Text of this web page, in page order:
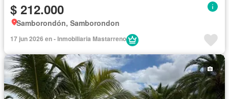
$ 212.000
Samborondón, Samborondon
17 jun 2026 en - Inmobiliaria Mastarreno